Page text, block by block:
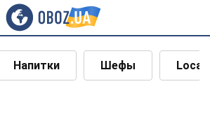
Напитки Шефы Local